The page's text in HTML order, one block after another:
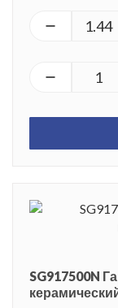
SG917500N